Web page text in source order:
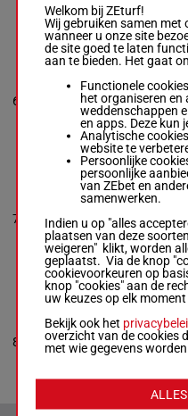
M/7 -61 kg
1p 2p 2p 1p 5p
6
Charlotta
Marie
58 kg
p 1p 2p 4p 2p
R/958 kg
7
Gustavsson-
Marie Lustig
R/8 -60 kg
6p 2p 6p (23) 1p
R/8 60 kg
8
VICTORIA
KALEJS
Rebecca
Stålhandske
Malin Roth
5p 9p 5p 4p 10p
M/551 kg
Welkom bij ZEturf!
Wij gebruiken samen met
wanneer u onze site
de site goed te laten
aan te bieden. Het gaat
Functionele
het organiseren en
weddenschappen
en apps. Deze kun
Analytische
website te
Persoonlijke
persoonlijke
van ZEbet en
samenwerken.
Indien u op "alles
plaatsen van deze
weigeren" klikt, worden
geplaatst. Via de knop
cookievoorkeuren op
knop "cookies" aan de
uw keuzes op elk
Bekijk ook het
overzicht van de cookies
met wie gegevens worden